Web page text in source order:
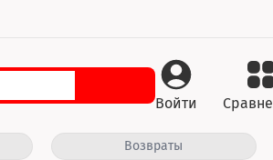
Войти
Возвраты